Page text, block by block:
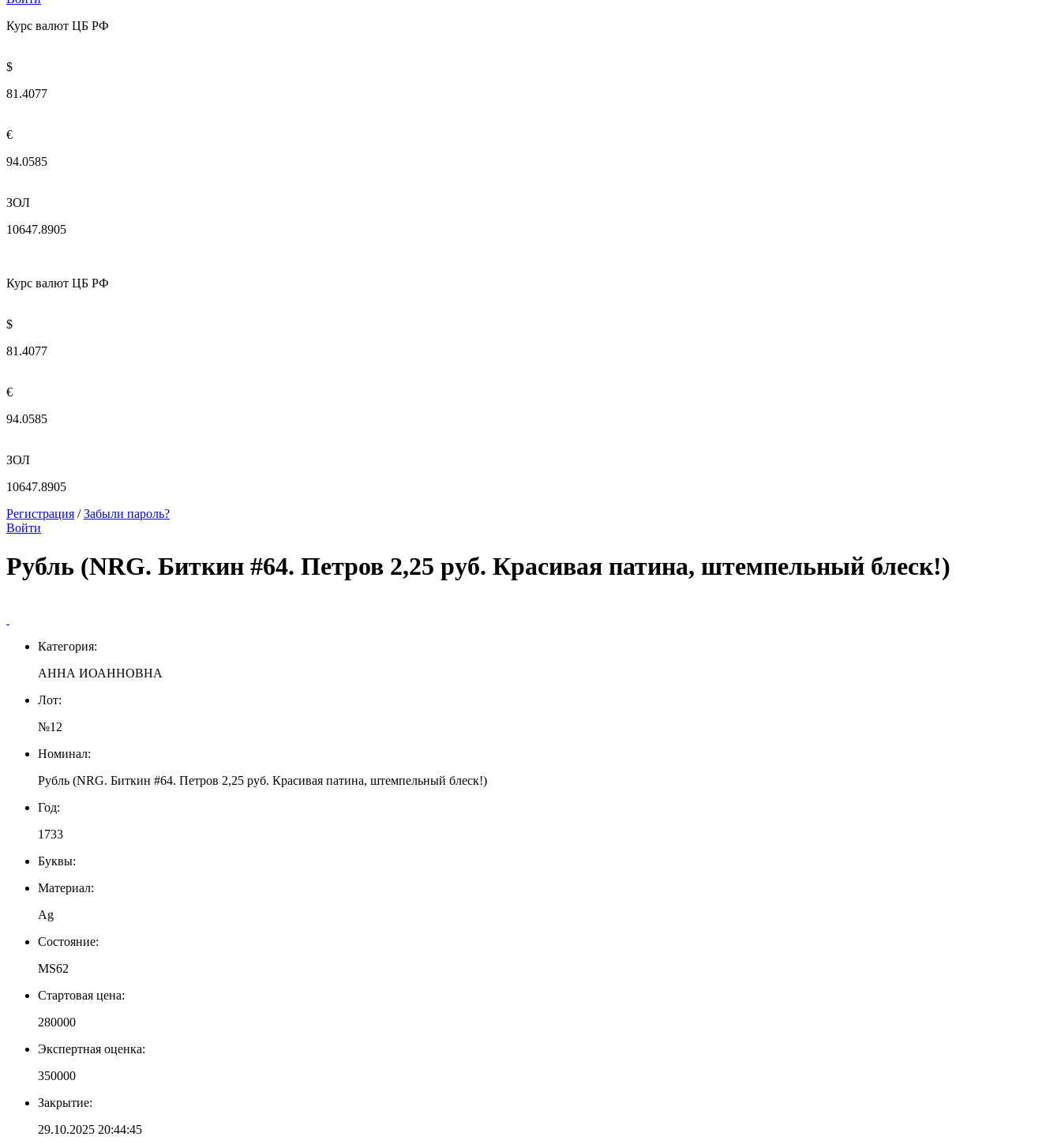
Курс валют ЦБ РФ
$
81.4077
€
94.0585
ЗОЛ
10647.8905
Курс валют ЦБ РФ
$
81.4077
€
94.0585
ЗОЛ
10647.8905
Регистрация / Забыли пароль?
Войти
Рубль (NRG. Биткин #64. Петров 2,25 руб. Красивая патина, штемпельный блеск!)
Категория:
АННА ИОАННОВНА
Лот:
№12
Номинал:
Рубль (NRG. Биткин #64. Петров 2,25 руб. Красивая патина, штемпельный блеск!)
Год:
1733
Буквы:
Материал:
Ag
Состояние:
MS62
Стартовая цена:
280000
Экспертная оценка:
350000
Закрытие:
29.10.2025 20:44:45